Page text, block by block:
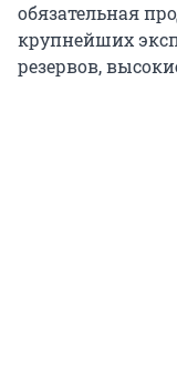
обязательная
крупнейших
резервов,